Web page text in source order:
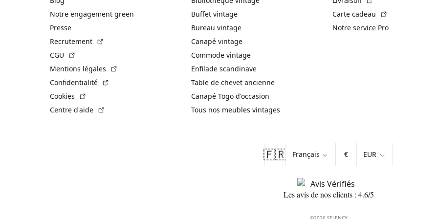
Notre engagement green
Presse
Recrutement
CGU
Mentions légales
Confidentialité
Cookies
Centre d'aide
Buffet vintage
Bureau vintage
Canapé vintage
Commode vintage
Enfilade scandinave
Table de chevet ancienne
Canapé Togo d'occasion
Tous nos meubles vintages
Carte cadeau
Notre service Pro
🇫🇷 €
Les avis de nos clients : 4.6/5